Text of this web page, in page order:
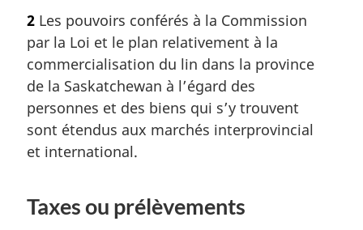
e
p
a
g
e
2 Les pouvoirs conférés à la Commission
par la Loi et le plan relativement à la
commercialisation du lin dans la province
de la Saskatchewan à l’égard des
personnes et des biens qui s’y trouvent
sont étendus aux marchés interprovincial
et international.
Taxes ou prélèvements